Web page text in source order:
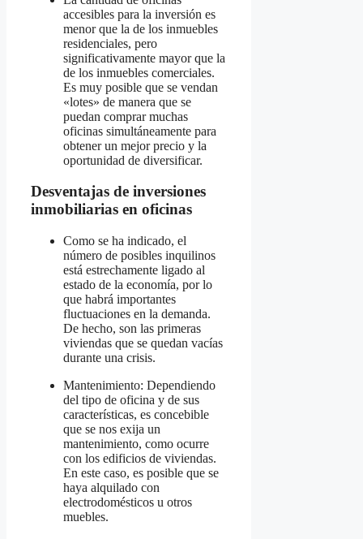
accesibles para la inversión es
menor que la de los inmuebles
residenciales, pero
significativamente mayor que la
de los inmuebles comerciales.
Es muy posible que se vendan
«lotes» de manera que se
puedan comprar muchas
oficinas simultáneamente para
obtener un mejor precio y la
oportunidad de diversificar.
Desventajas de inversiones
inmobiliarias en oficinas
Como se ha indicado, el
número de posibles inquilinos
está estrechamente ligado al
estado de la economía, por lo
que habrá importantes
fluctuaciones en la demanda.
De hecho, son las primeras
viviendas que se quedan vacías
durante una crisis.
Mantenimiento: Dependiendo
del tipo de oficina y de sus
características, es concebible
que se nos exija un
mantenimiento, como ocurre
con los edificios de viviendas.
En este caso, es posible que se
haya alquilado con
electrodomésticos u otros
muebles.